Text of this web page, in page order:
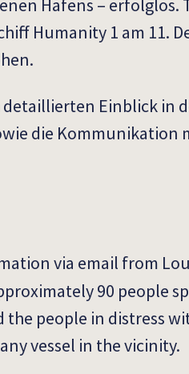
Hafens – erfolglos.
Humanity 1 am 11.
Einblick in
die
via email from
90 people
the people in distress
vessel in the vicinity.